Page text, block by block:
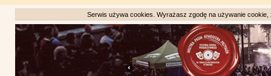
Serwis używa cookies. Wyrażasz zgodę na używanie